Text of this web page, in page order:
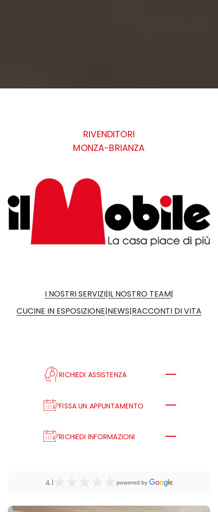
RIVENDITORI
MONZA-BRIANZA
I NOSTRI SERVIZI|IL NOSTRO TEAM|
CUCINE IN ESPOSIZIONE|NEWS|RACCONTI DI VITA
RICHIEDI ASSISTENZA
FISSA UN APPUNTAMENTO
RICHIEDI INFORMAZIONI
4.1